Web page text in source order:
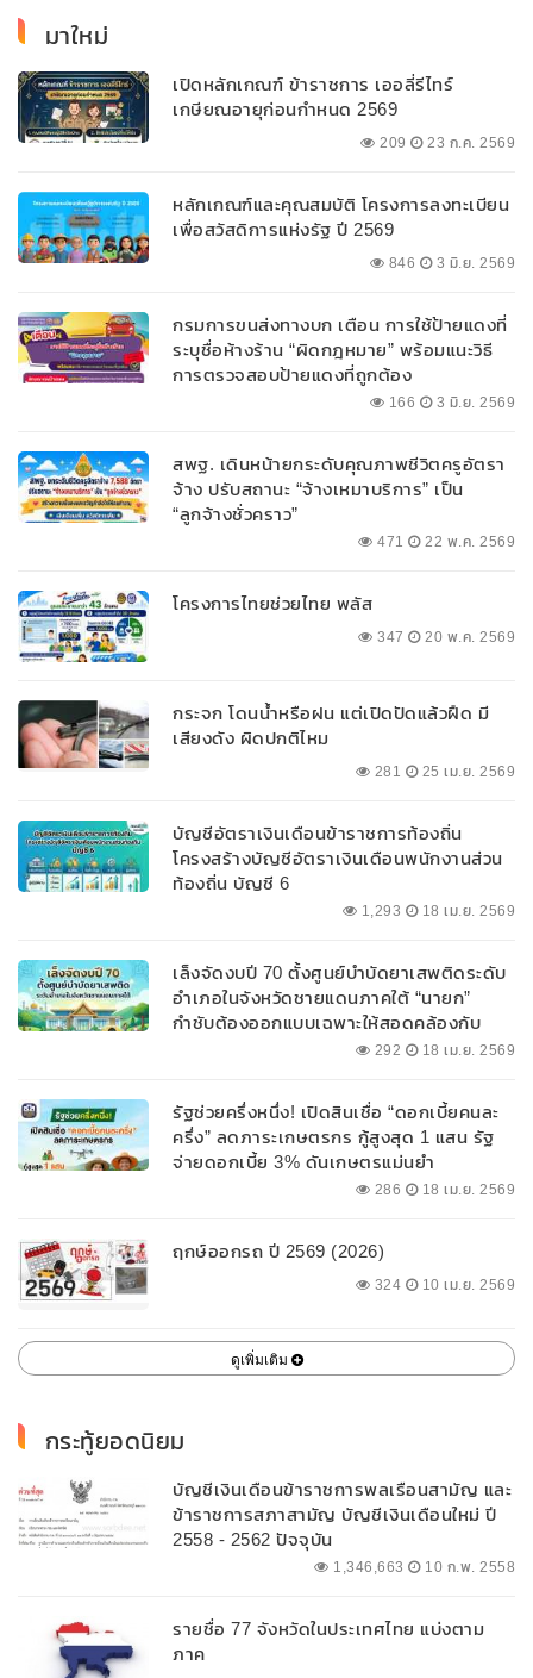
มาใหม่
เปิดหลักเกณฑ์ ข้าราชการ เออลี่รีไทร์
เกษียณอายุก่อนกำหนด 2569
209 23 ก.ค. 2569
หลักเกณฑ์และคุณสมบัติ โครงการลงทะเบียน
เพื่อสวัสดิการแห่งรัฐ ปี 2569
846 3 มิ.ย. 2569
กรมการขนส่งทางบก เตือน การใช้ป้ายแดงที่
ระบุชื่อห้างร้าน “ผิดกฎหมาย” พร้อมแนะวิธี
การตรวจสอบป้ายแดงที่ถูกต้อง
166 3 มิ.ย. 2569
สพฐ. เดินหน้ายกระดับคุณภาพชีวิตครูอัตรา
จ้าง ปรับสถานะ “จ้างเหมาบริการ” เป็น
“ลูกจ้างชั่วคราว”
471 22 พ.ค. 2569
โครงการไทยช่วยไทย พลัส
347 20 พ.ค. 2569
กระจก โดนน้ำหรือฝน แต่เปิดปัดแล้วฝืด มี
เสียงดัง ผิดปกติไหม
281 25 เม.ย. 2569
บัญชีอัตราเงินเดือนข้าราชการท้องถิ่น
โครงสร้างบัญชีอัตราเงินเดือนพนักงานส่วน
ท้องถิ่น บัญชี 6
1,293 18 เม.ย. 2569
เล็งจัดงบปี 70 ตั้งศูนย์บำบัดยาเสพติดระดับ
อำเภอในจังหวัดชายแดนภาคใต้ “นายก”
กำชับต้องออกแบบเฉพาะให้สอดคล้องกับ
292 18 เม.ย. 2569
รัฐช่วยครึ่งหนึ่ง! เปิดสินเชื่อ “ดอกเบี้ยคนละ
ครึ่ง” ลดภาระเกษตรกร กู้สูงสุด 1 แสน รัฐ
จ่ายดอกเบี้ย 3% ดันเกษตรแม่นยำ
286 18 เม.ย. 2569
ฤกษ์ออกรถ ปี 2569 (2026)
324 10 เม.ย. 2569
ดูเพิ่มเติม
กระทู้ยอดนิยม
บัญชีเงินเดือนข้าราชการพลเรือนสามัญ และ
ข้าราชการสภาสามัญ บัญชีเงินเดือนใหม่ ปี
2558 - 2562 ปัจจุบัน
1,346,663 10 ก.พ. 2558
รายชื่อ 77 จังหวัดในประเทศไทย แบ่งตาม
ภาค